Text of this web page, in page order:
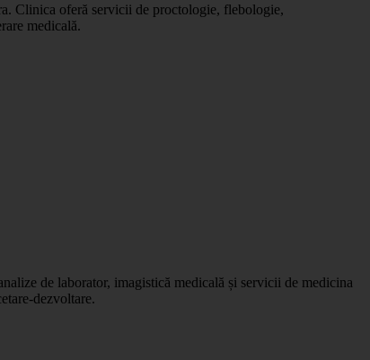
Clinica oferă servicii de proctologie, flebologie,
medicală.
de laborator, imagistică medicală și servicii de medicina
dezvoltare.